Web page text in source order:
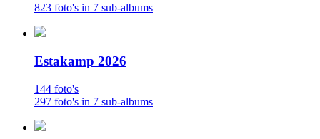
823 foto's in 7 sub-albums
Estakamp 2026
144 foto's
297 foto's in 7 sub-albums